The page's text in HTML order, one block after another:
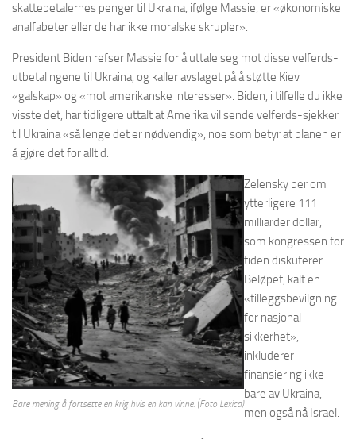
skattebetalernes penger til Ukraina, ifølge Massie, er «økonomiske
analfabeter eller de har ikke moralske skrupler».
President Biden refser Massie for å uttale seg mot disse velferds-
utbetalingene til Ukraina, og kaller avslaget på å støtte Kiev
«galskap» og «mot amerikanske interesser». Biden, i tilfelle du ikke
visste det, har tidligere uttalt at Amerika vil sende velferds-sjekker
til Ukraina «så lenge det er nødvendig», noe som betyr at planen er
å gjøre det for alltid.
Bare mening å fortsette en krig hvis en kan vinne. (Foto Lexica)
Zelensky ber om
ytterligere 111
milliarder dollar,
som kongressen for
tiden diskuterer.
Beløpet, kalt en
«tilleggsbevilgning
for nasjonal
sikkerhet»,
inkluderer
finansiering ikke
bare av Ukraina,
men også nå Israel.